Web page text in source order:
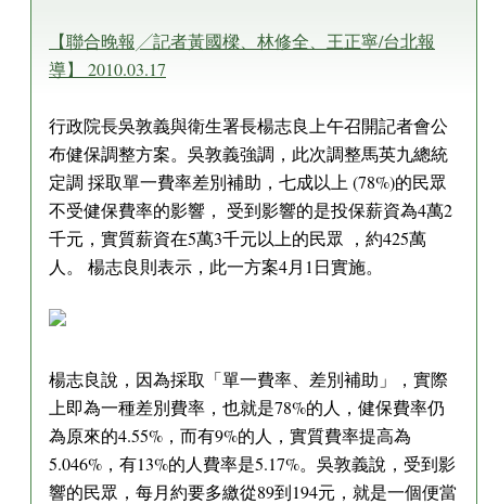
【聯合晚報╱記者黃國樑、林修全、王正寧/台北報
導】 2010.03.17
行政院長吳敦義與衛生署長楊志良上午召開記者會公
布健保調整方案。吳敦義強調，此次調整馬英九總統
定調 採取單一費率差別補助，七成以上 (78%)的民眾
不受健保費率的影響， 受到影響的是投保薪資為4萬2
千元，實質薪資在5萬3千元以上的民眾 ，約425萬
人。 楊志良則表示，此一方案4月1日實施。
楊志良說，因為採取「單一費率、差別補助」，實際
上即為一種差別費率，也就是78%的人，健保費率仍
為原來的4.55%，而有9%的人，實質費率提高為
5.046%，有13%的人費率是5.17%。吳敦義說，受到影
響的民眾，每月約要多繳從89到194元，就是一個便當